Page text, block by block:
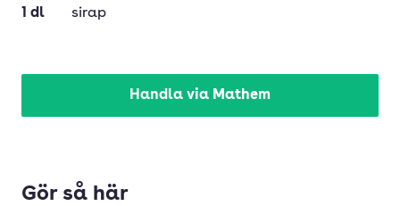
1 dl sirap
Handla via Mathem
Gör så här